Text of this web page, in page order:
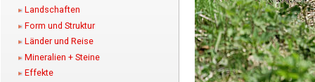
Landschaften
Form und Struktur
Länder und Reise
Mineralien + Steine
Effekte